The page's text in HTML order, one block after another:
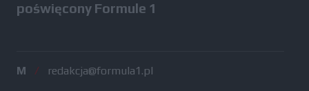
poświęcony Formule 1
M / redakcja@formula1.pl